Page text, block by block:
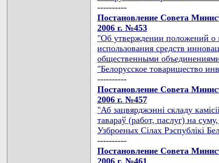
----------
Постановление Совета
2006 г. №453
"Об утверждении положений о
использования средств
общественными
"Белорусское товарищество
----------
Постановление Совета
2006 г. №457
"Аб зацвярджэннi складу
тавараў (работ, паслуг) на
Узброеных Сiлах Рэспублiкi
----------
Постановление Совета
2006 г. №461